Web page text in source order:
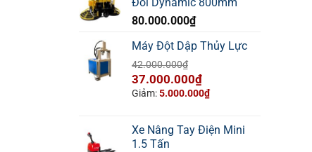
80.000.000₫
Máy Đột Dập Thủy Lực
42.000.000₫
Giá
gốc
42.000.000₫.
37.000.000₫Giá
hiện
là:
37.000.000₫.
Giảm:5.000.000₫
Xe Nâng Tay Điện Mini
1.5 Tấn